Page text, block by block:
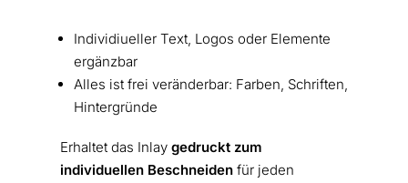
Individiueller Text, Logos oder Elemente
ergänzbar
Alles ist frei veränderbar: Farben, Schriften,
Hintergründe
Erhaltet das Inlay gedruckt zum
individuellen Beschneidenfür jeden